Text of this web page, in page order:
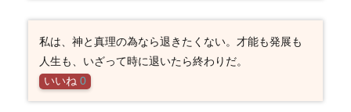
私は、神と真理の為なら退きたくない。才能も発展も
人生も、いざって時に退いたら終わりだ。
いいね 0